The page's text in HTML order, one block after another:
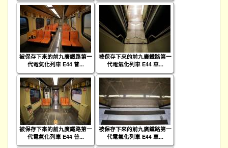
被保存下來的前九廣鐵路第一
代電氣化列車 E44 普...
被保存下來的前九廣鐵路第一
代電氣化列車 E44 車...
被保存下來的前九廣鐵路第一
代電氣化列車 E44 普...
被保存下來的前九廣鐵路第一
代電氣化列車 E44 車...